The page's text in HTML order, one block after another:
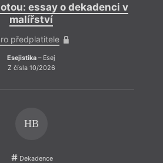
essay o dekadenci v
malířství
předplatitele
Esejistika – Esej
Z čísla 10/2026
HB
Dekadence